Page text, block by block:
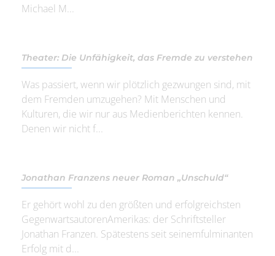
Michael M...
Theater: Die Unfähigkeit, das Fremde zu verstehen
Was passiert, wenn wir plötzlich gezwungen sind, mit
dem Fremden umzugehen? Mit Menschen und
Kulturen, die wir nur aus Medienberichten kennen.
Denen wir nicht f...
Jonathan Franzens neuer Roman „Unschuld“
Er gehört wohl zu den größten und erfolgreichsten
GegenwartsautorenAmerikas: der Schriftsteller
Jonathan Franzen. Spätestens seit seinemfulminanten
Erfolg mit d...